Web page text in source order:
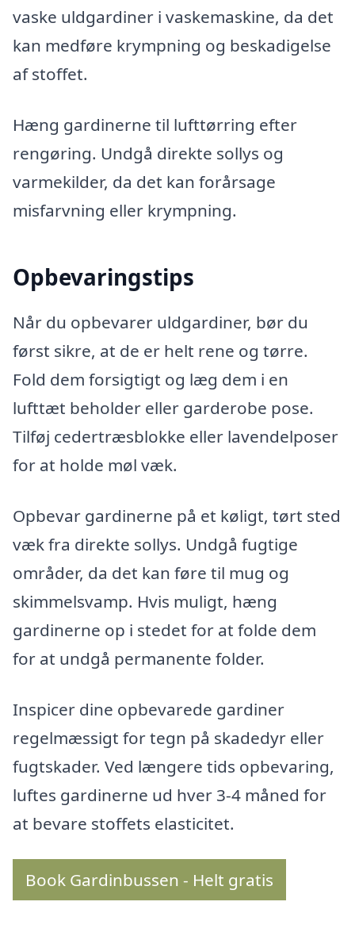
vaske uldgardiner i vaskemaskine, da det
kan medføre krympning og beskadigelse
af stoffet.
Hæng gardinerne til lufttørring efter
rengøring. Undgå direkte sollys og
varmekilder, da det kan forårsage
misfarvning eller krympning.
Opbevaringstips
Når du opbevarer uldgardiner, bør du
først sikre, at de er helt rene og tørre.
Fold dem forsigtigt og læg dem i en
lufttæt beholder eller garderobe pose.
Tilføj cedertræsblokke eller lavendelposer
for at holde møl væk.
Opbevar gardinerne på et køligt, tørt sted
væk fra direkte sollys. Undgå fugtige
områder, da det kan føre til mug og
skimmelsvamp. Hvis muligt, hæng
gardinerne op i stedet for at folde dem
for at undgå permanente folder.
Inspicer dine opbevarede gardiner
regelmæssigt for tegn på skadedyr eller
fugtskader. Ved længere tids opbevaring,
luftes gardinerne ud hver 3-4 måned for
at bevare stoffets elasticitet.
Book Gardinbussen - Helt gratis